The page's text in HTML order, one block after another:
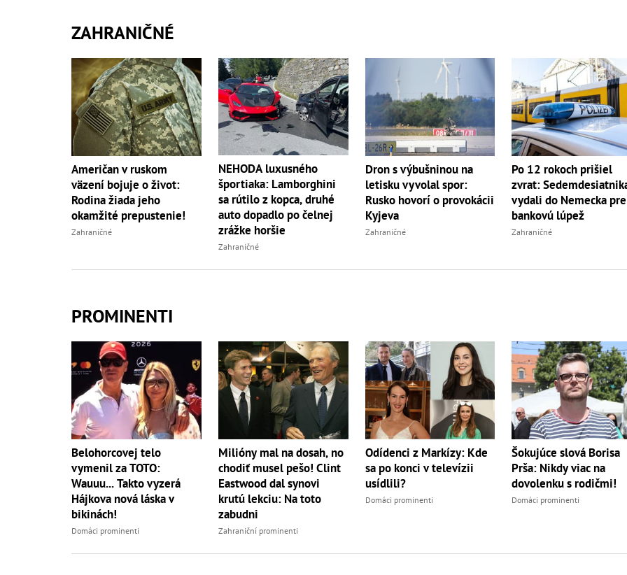
ZAHRANIČNÉ
Američan v ruskom
väzení bojuje o život:
Rodina žiada jeho
okamžité prepustenie!
Zahraničné
NEHODA luxusného
športiaka: Lamborghini
sa rútilo z kopca, druhé
auto dopadlo po čelnej
zrážke horšie
Zahraničné
Dron s výbušninou na
letisku vyvolal spor:
Rusko hovorí o provokácii
Kyjeva
Zahraničné
Po 12 rokoch prišiel
zvrat:
vydali do Nemecka pre
bankovú lúpež
Zahraničné
PROMINENTI
Belohorcovej telo
vymenil za TOTO:
Wauuu... Takto vyzerá
Hájkova nová láska v
bikinách!
Domáci prominenti
Milióny mal na dosah, no
chodiť musel pešo! Clint
Eastwood dal synovi
krutú lekciu: Na toto
zabudni
Zahraniční prominenti
Odídenci z Markízy: Kde
sa po konci v televízii
usídlili?
Domáci prominenti
Šokujúce slová Borisa
Prša: Nikdy viac na
dovolenku s rodičmi!
Domáci prominenti